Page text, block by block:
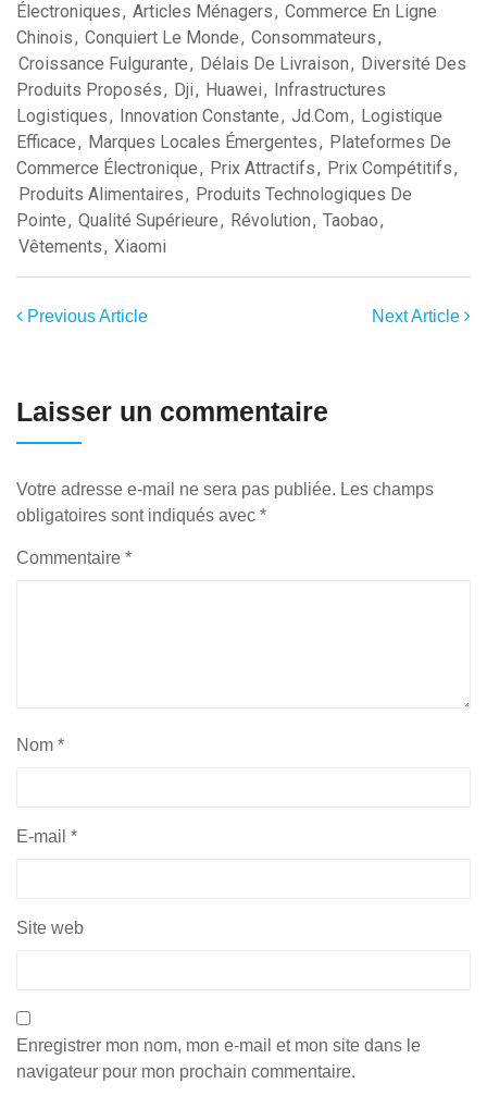
Électroniques, Articles Ménagers, Commerce En Ligne
Chinois, Conquiert Le Monde, Consommateurs,
Croissance Fulgurante, Délais De Livraison, Diversité Des
Produits Proposés, Dji, Huawei, Infrastructures
Logistiques, Innovation Constante, Jd.com, Logistique
Efficace, Marques Locales Émergentes, Plateformes De
Commerce Électronique, Prix Attractifs, Prix Compétitifs,
Produits Alimentaires, Produits Technologiques De
Pointe, Qualité Supérieure, Révolution, Taobao,
Vêtements, Xiaomi
Previous Article Next Article
Laisser un commentaire
Votre adresse e-mail ne sera pas publiée. Les champs
obligatoires sont indiqués avec *
Commentaire *
Nom *
E-mail *
Site web
Enregistrer mon nom, mon e-mail et mon site dans le
navigateur pour mon prochain commentaire.